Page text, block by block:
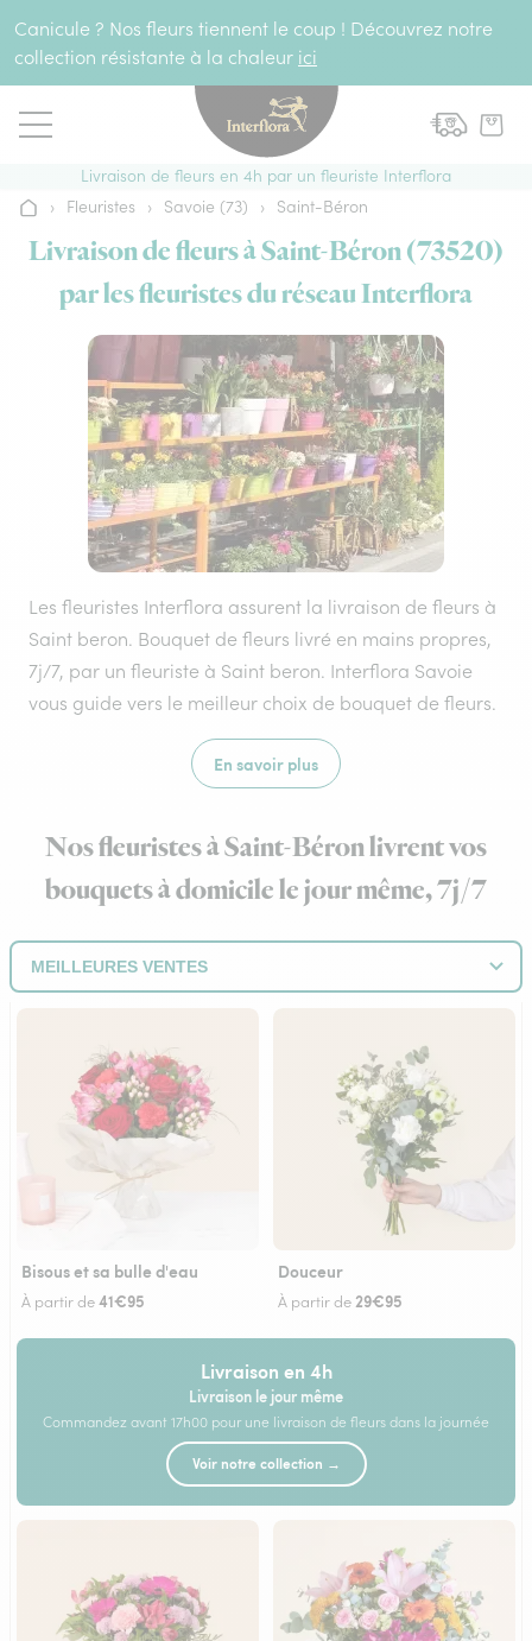
Canicule ? Nos fleurs tiennent le coup ! Découvrez notre
collection résistante à la chaleur ici
Livraison de fleurs en 4h par un fleuriste Interflora
Accueil
› Fleuristes › Savoie (73) › Saint-Béron
Livraison de fleurs à Saint-Béron (73520)
par les fleuristes du réseau Interflora
Les fleuristes Interflora assurent la livraison de fleurs à
Saint beron. Bouquet de fleurs livré en mains propres,
7j/7, par un fleuriste à Saint beron. Interflora Savoie
vous guide vers le meilleur choix de bouquet de fleurs.
En savoir plus
Nos fleuristes à Saint-Béron livrent vos
bouquets à domicile le jour même, 7j/7
Bisous et sa bulle d'eau
À partir de41€95
Douceur
À partir de 29€95
Livraison en 4h
Livraison le jour même
Commandez avant 17h00 pour une livraison de fleurs dans la journée
Voir notre collection →